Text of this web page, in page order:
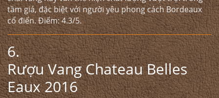
tầm giá, đặc biệt với người yêu phong cách Bordeaux
cổ điển. Điểm: 4.3/5.
6.
Rượu Vang Chateau Belles
Eaux 2016